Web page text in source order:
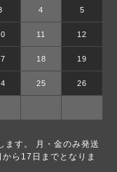
4 5
11 12
18 19
25 26
ます。 月・金のみ発送
ら17日までとなりま